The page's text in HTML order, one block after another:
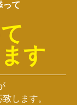
って
す
します。